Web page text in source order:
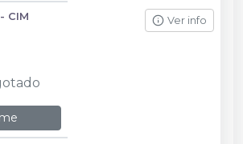
CIM
Ver info